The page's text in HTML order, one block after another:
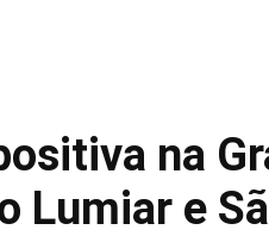
na
Lumiar e